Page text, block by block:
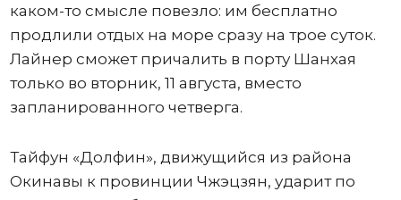
каком-то смысле повезло: им бесплатно
продлили отдых на море сразу на трое суток.
Лайнер сможет причалить в порту Шанхая
только во вторник, 11 августа, вместо
запланированного четверга.
Тайфун «Долфин», движущийся из района
Окинавы к провинции Чжэцзян, ударит по